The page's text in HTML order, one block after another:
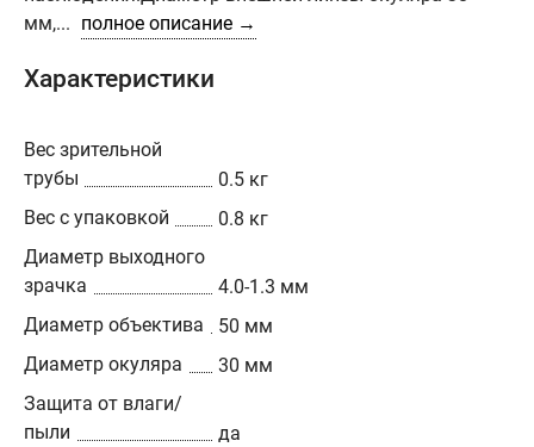
мм,... полное описание →
Характеристики
Вес зрительной
трубы
0.5 кг
Вес с упаковкой
0.8 кг
Диаметр выходного
зрачка
4.0-1.3 мм
Диаметр объектива
50 мм
Диаметр окуляра
30 мм
Защита от влаги/
пыли
да